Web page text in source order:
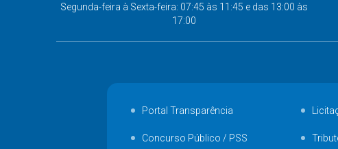
Segunda-feira à Sexta-feira: 07:45 às 11:45 e das 13:00 às
17:00
Portal Transparência
Concurso Público / PSS